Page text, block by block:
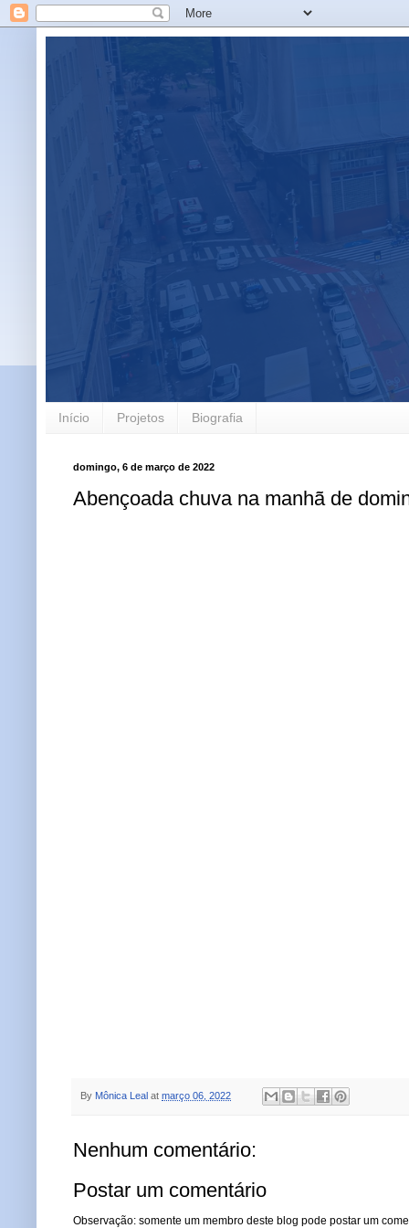
Início Projetos Biografia
domingo, 6 de março de 2022
Abençoada chuva na manhã de
By Mônica Leal at março 06, 2022
Nenhum comentário:
Postar um comentário
Observação: somente um membro deste blog pode postar um